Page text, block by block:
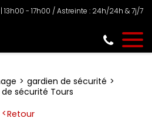
13h00 - 17h00 / Astreinte : 24h/24h & 7j/7
gardien de sécurité
sécurité Tours
Retour